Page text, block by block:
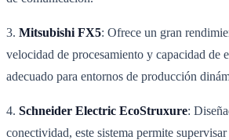
3. Mitsubishi FX5: Ofrece un gran
velocidad de procesamiento y capacidad de
adecuado para entornos de producción
4. Schneider Electric EcoStruxure:
conectividad, este sistema permite